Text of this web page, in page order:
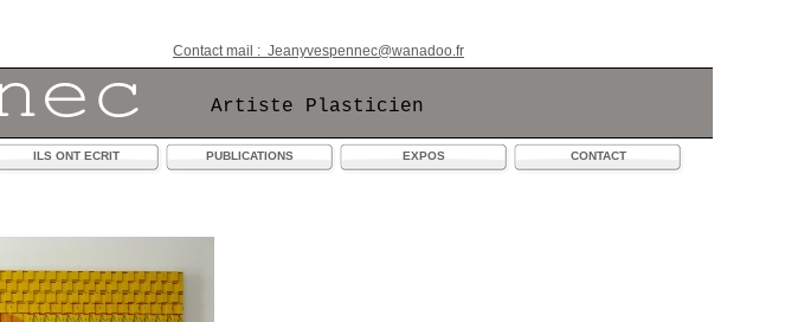
Artiste Plasticien
Contact mail : Jeanyvespennec@wanadoo.fr
ILS ONT ECRIT PUBLICATIONS EXPOS CONTACT